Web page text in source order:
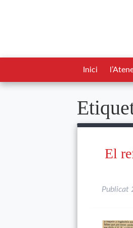
Inici
El
Publicat